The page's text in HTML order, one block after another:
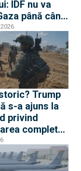
IDF nu va
până când
teroristă
e complet
Trump
s-a ajuns la
privind
completă
Israelul este